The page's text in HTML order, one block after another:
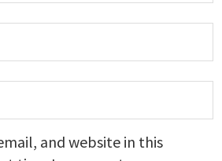
and website in this